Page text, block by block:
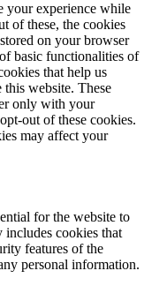
your experience while
of these, the cookies
on your browser
basic functionalities of
that help us
this website. These
only with your
out of these cookies.
may affect your
for the website to
cookies that
features of the
personal information.